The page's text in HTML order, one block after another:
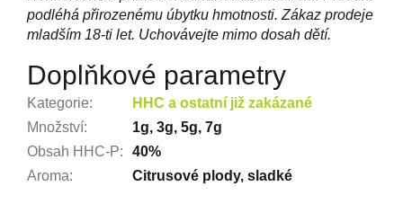
podléhá přirozenému úbytku hmotnosti. Zákaz prodeje
mladším 18-ti let. Uchovávejte mimo dosah dětí.
Doplňkové parametry
Kategorie:
HHC a ostatní již zakázané
Množství:
1g, 3g, 5g, 7g
Obsah HHC-P:
40%
Aroma: Citrusové plody, sladké